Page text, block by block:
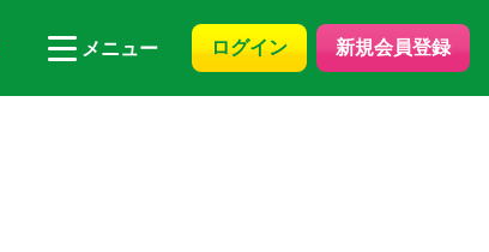
メニュー ログイン 新規会員登録